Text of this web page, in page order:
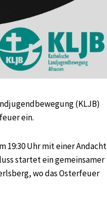
(KLJB)
ein.
19:30 Uhr mit einer Andacht
startet ein gemeinsamer
wo das Osterfeuer